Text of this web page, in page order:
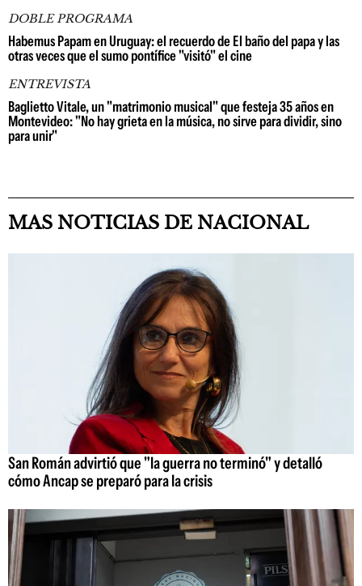
DOBLE PROGRAMA
Habemus Papam en Uruguay: el recuerdo de El baño del papa y las
otras veces que el sumo pontífice "visitó" el cine
ENTREVISTA
Baglietto Vitale, un "matrimonio musical" que festeja 35 años en
Montevideo: "No hay grieta en la música, no sirve para dividir, sino
para unir"
MAS NOTICIAS DE NACIONAL
San Román advirtió que "la guerra no terminó" y detalló
cómo Ancap se preparó para la crisis